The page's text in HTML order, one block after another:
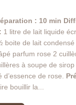
: 10 min
1 litre de lait liquide
boite de lait
parfum rose 2
à soupe de
de rose.
bouillir la...